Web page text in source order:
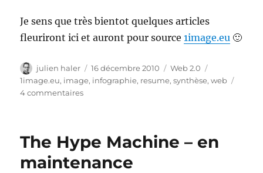
Je sens que très bientot quelques articles
fleuriront ici et auront pour source1image.eu 🙂
Auteur
julien haler
Publié
le
16 décembre 2010 Catégories
Web 2.0
1image.eu, image, infographie, resume,synthèse,web
4 commentairessur
savoir
en
une
The Hype Machine – en
maintenance